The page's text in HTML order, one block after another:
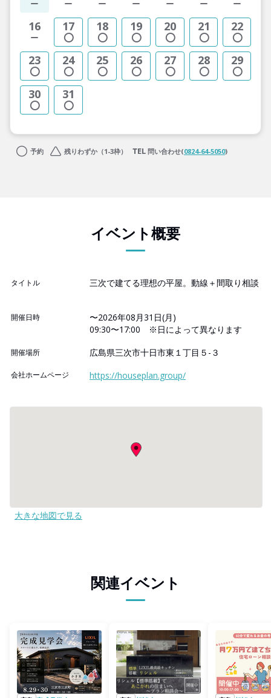
16 17 18 19 20 21 22
23 24 25 26 27 28 29
30 31
予約 残りわずか（1-3枠） 問い合わせ(0824-64-5050)
イベント概要
タイトル 三次で建てる理想の平屋。動線＋間取り相談
開催日時
〜2026年08月31日(月)
09:30〜17:00 ※日によって異なります
開催場所 広島県三次市十日市東１丁目５-３
会社ホームページ https://houseplan.group/
大きな地図で見る
関連イベント